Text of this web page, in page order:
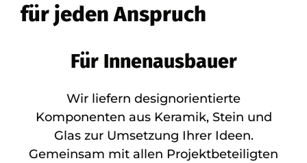
für jeden Anspruch
Für Innenausbauer
Wir liefern designorientierte
Komponenten aus Keramik, Stein und
Glas zur Umsetzung Ihrer Ideen.
Gemeinsam mit allen Projektbeteiligten